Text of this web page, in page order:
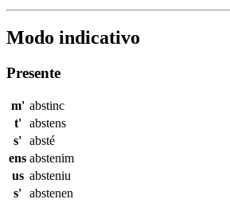
Modo indicativo
Presente
m' abstinc
t'
abstens
s' absté
ens abstenim
us absteniu
s' abstenen